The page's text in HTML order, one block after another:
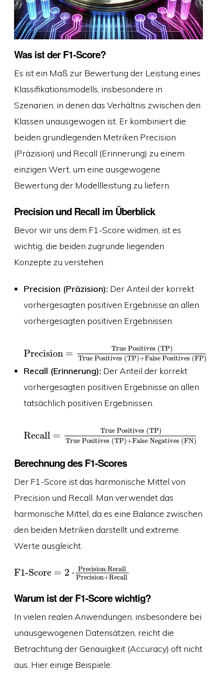
Was ist der F1-Score?
Es ist ein Maß zur Bewertung der Leistung eines
Klassifikationsmodells, insbesondere in
Szenarien, in denen das Verhältnis zwischen den
Klassen unausgewogen ist. Er kombiniert die
beiden grundlegenden Metriken Precision
(Präzision) und Recall (Erinnerung) zu einem
einzigen Wert, um eine ausgewogene
Bewertung der Modellleistung zu liefern.
Precision und Recall im Überblick
Bevor wir uns dem F1-Score widmen, ist es
wichtig, die beiden zugrunde liegenden
Konzepte zu verstehen:
Precision (Präzision): Der Anteil der korrekt
vorhergesagten positiven Ergebnisse an allen
vorhergesagten positiven Ergebnissen.
Precision =
True Positives (TP)
True Positives (TP)+False Positives (FP)
Recall (Erinnerung): Der Anteil der korrekt
vorhergesagten positiven Ergebnisse an allen
tatsächlich positiven Ergebnissen.
Recall =
True Positives (TP)
True Positives (TP)+False Negatives (FN)
Berechnung des F1-Scores
Der F1-Score ist das harmonische Mittel von
Precision und Recall. Man verwendet das
harmonische Mittel, da es eine Balance zwischen
den beiden Metriken darstellt und extreme
Werte ausgleicht.
F1-Score = 2 ⋅ Precision⋅Recall
Precision+Recall
Warum ist der F1-Score wichtig?
In vielen realen Anwendungen, insbesondere bei
unausgewogenen Datensätzen, reicht die
Betrachtung der Genauigkeit (Accuracy) oft nicht
aus. Hier einige Beispiele: